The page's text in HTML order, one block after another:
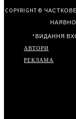
COPYRIGHT ©
*ВИДАННЯ
АВТОРИ
РЕКЛАМА